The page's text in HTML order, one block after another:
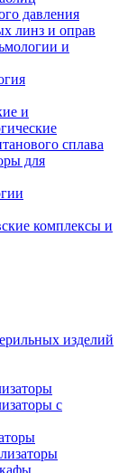
давления
линз и оправ
и
и
сплава
для
комплексы и
изделий
с